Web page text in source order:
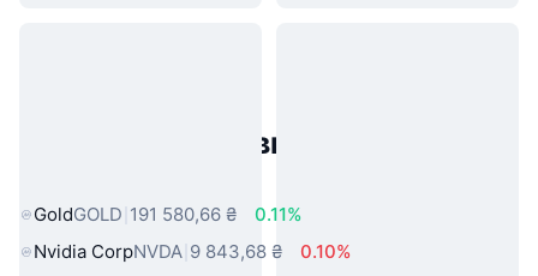
Популярні активи реального
GoldGOLD 191 580,66 ₴
0.11%
Nvidia CorpNVDA 9 843,68 ₴
0.10%